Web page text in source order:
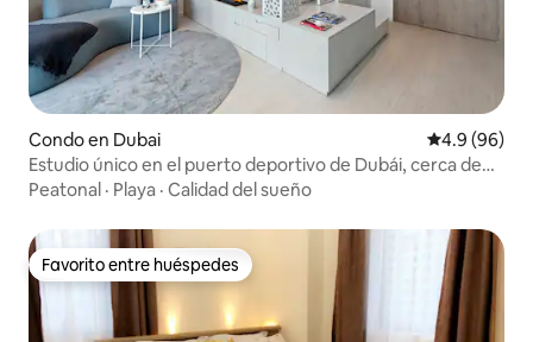
Condo en Dubai Calificación
4.9 (96)
Estudio único en el puerto deportivo de Dubái, cerca de
playa, centro comercial y metro
Peatonal · Playa · Calidad del sueño
Favorito entre huéspedes
Favorito entre huéspedes